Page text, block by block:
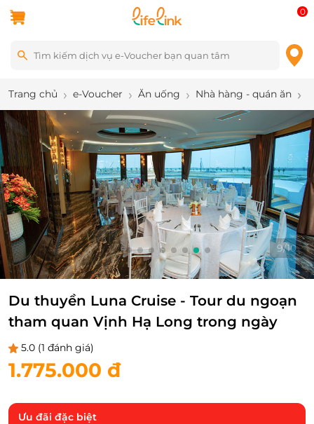
0
Trang chủ e-Voucher Ăn uống Nhà hàng - quán ăn
9/10
Du thuyền Luna Cruise - Tour du ngoạn
tham quan Vịnh Hạ Long trong ngày
5.0 (1 đánh giá)
1.775.000 đ
Ưu đãi đặc biệt